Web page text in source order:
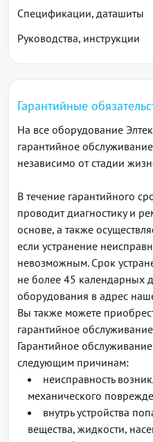
назад (front-to-back). Три
с возможностью горячей
Переменный ток:
Максимальная
Диапазон рабочих
Масса - 9,5 кг
Функции интерфейсов
Группы интерфейсов
Туннельные
IP-IP
Интерфейсы IP
Proxy ARP
Layer3-интерфейсы в
domain Virtual Interfaces,
Равномерная
Multi-chassis LAG
Поддержка
неисправности
Traffic mirroring —
Поддержка SyncE
Поддержка QSFP-
Спецификации, даташиты
Руководства, инструкции
Гарантийные
На все оборудование
гарантийное
независимо от стадии
В течение гарантийного
проводит диагностику и
основе, а также
если устранение
невозможным. Срок
не более 45 календарных
оборудования в адрес
Вы также можете
гарантийное
Гарантийное
следующим причинам:
неисправность
механического
внутрь устройства
вещества, жидкости,